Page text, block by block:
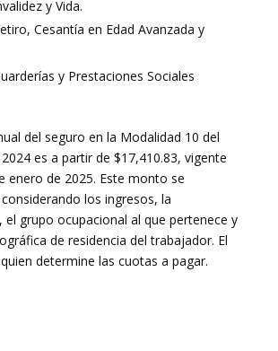
y Vida.
Cesantía en Edad Avanzada y
y Prestaciones Sociales
del seguro en la Modalidad 10 del
es a partir de $17,410.83, vigente
enero de 2025. Este monto se
los ingresos, la
el grupo ocupacional al que pertenece y
de residencia del trabajador. El
determine las cuotas a pagar.